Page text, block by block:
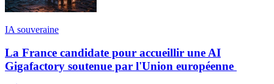
IA souveraine
La France candidate pour accueillir une AI
Gigafactory soutenue par l'Union européenne